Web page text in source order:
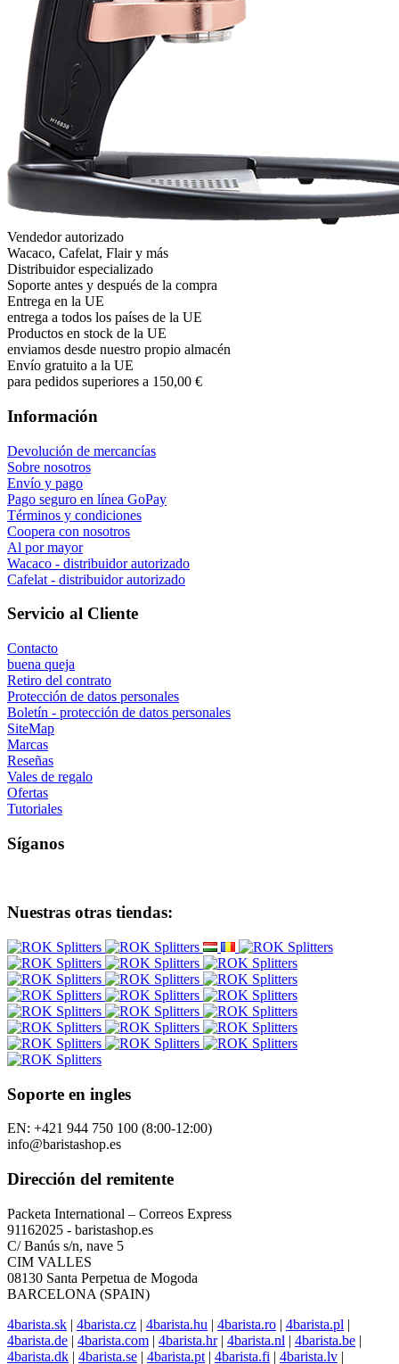
Vendedor autorizado
Wacaco, Cafelat, Flair y más
Distribuidor especializado
Soporte antes y después de la compra
Entrega en la UE
entrega a todos los países de la UE
Productos en stock de la UE
enviamos desde nuestro propio almacén
Envío gratuito a la UE
para pedidos superiores a 150,00 €
Información
Devolución de mercancías
Sobre nosotros
Envío y pago
Pago seguro en línea GoPay
Términos y condiciones
Coopera con nosotros
Al por mayor
Wacaco - distribuidor autorizado
Cafelat - distribuidor autorizado
Servicio al Cliente
Contacto
buena queja
Retiro del contrato
Protección de datos personales
Boletín - protección de datos personales
SiteMap
Marcas
Reseñas
Vales de regalo
Ofertas
Tutoriales
Síganos
Nuestras otras tiendas:
Soporte en ingles
EN: +421 944 750 100 (8:00-12:00)
info@baristashop.es
Dirección del remitente
Packeta International – Correos Express
91162025 - baristashop.es
C/ Banús s/n, nave 5
CIM VALLES
08130 Santa Perpetua de Mogoda
BARCELONA (SPAIN)
4barista.sk | 4barista.cz | 4barista.hu | 4barista.ro | 4barista.pl |
4barista.de | 4barista.com | 4barista.hr| 4barista.nl | 4barista.be |
4barista.dk | 4barista.se | 4barista.pt | 4barista.fi | 4barista.lv |